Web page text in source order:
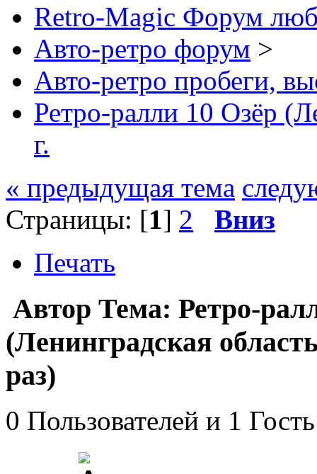
Retro-Magic Форум
Авто-ретро форум >
Авто-ретро пробеги,
Ретро-ралли 10 Озёр
г.
« предыдущая тема
Страницы: [1] 2
Вниз
Печать
Автор Тема: Ретро-
(Ленинградская
раз)
0 Пользователей и 1